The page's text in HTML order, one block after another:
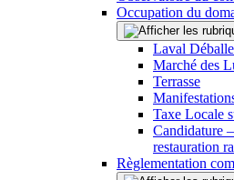
Occupation du
Laval Déballe
Marché des
Terrasse
Taxe Locale
Candidature
restauration
Règlementation